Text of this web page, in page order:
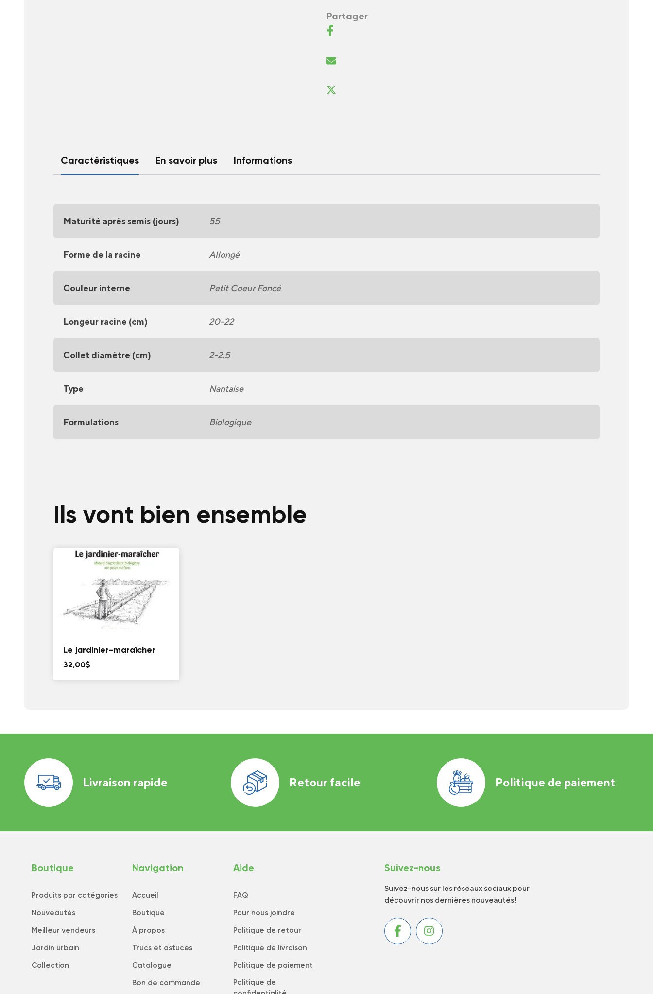
Partager
Caractéristiques En savoir plus Informations
Maturité après semis (jours) 55
Forme de la racine Allongé
Couleur interne Petit Coeur Foncé
Longeur racine (cm) 20-22
Collet diamètre (cm) 2-2,5
Type Nantaise
Formulations Biologique
Ils vont bien ensemble
Le jardinier-maraîcher
32,00$
Livraison rapide Retour facile Politique de paiement
Boutique
Produits par catégories
Nouveautés
Meilleur vendeurs
Jardin urbain
Collection
Navigation
Accueil
Boutique
À propos
Trucs et astuces
Catalogue
Bon de commande
Aide
FAQ
Pour nous joindre
Politique de retour
Politique de livraison
Politique de paiement
Politique de
Suivez-nous
Suivez-nous sur les réseaux sociaux pour
découvrir nos dernières nouveautés!